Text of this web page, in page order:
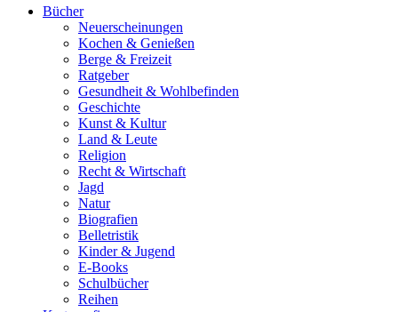
Bücher
Neuerscheinungen
Kochen & Genießen
Berge & Freizeit
Ratgeber
Gesundheit & Wohlbefinden
Geschichte
Kunst & Kultur
Land & Leute
Religion
Recht & Wirtschaft
Jagd
Natur
Biografien
Belletristik
Kinder & Jugend
E-Books
Schulbücher
Reihen